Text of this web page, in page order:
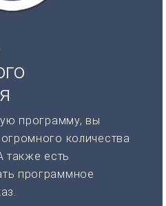
программу, вы
количества
также есть
программное